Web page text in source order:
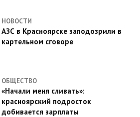
НОВОСТИ
АЗС в Красноярске заподозрили в
картельном сговоре
ОБЩЕСТВО
«Начали меня сливать»:
красноярский подросток
добивается зарплаты